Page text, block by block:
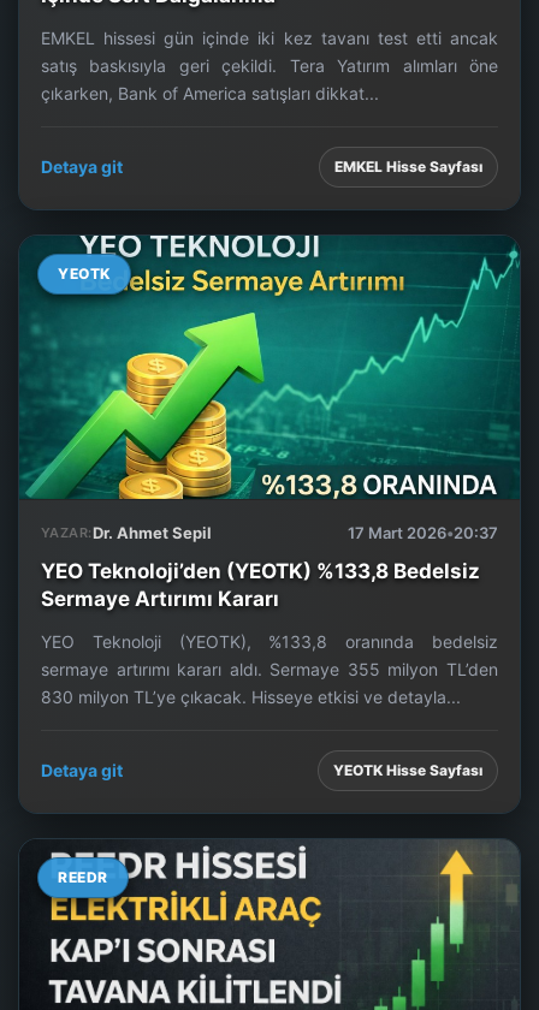
EMKEL hissesi gün içinde iki kez tavanı test etti ancak
satış baskısıyla geri çekildi. Tera Yatırım alımları öne
çıkarken, Bank of America satışları dikkat...
Detaya git EMKEL Hisse Sayfası
YEOTK
YAZAR:Dr. Ahmet Sepil 17 Mart 2026•20:37
YEO Teknoloji’den (YEOTK) %133,8 Bedelsiz
Sermaye Artırımı Kararı
YEO Teknoloji (YEOTK), %133,8 oranında bedelsiz
sermaye artırımı kararı aldı. Sermaye 355 milyon TL’den
830 milyon TL’ye çıkacak. Hisseye etkisi ve detayla...
Detaya git YEOTK Hisse Sayfası
REEDR